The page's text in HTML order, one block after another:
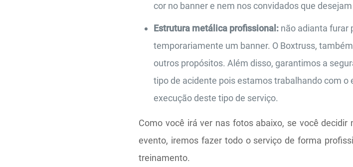
cor no banner e nem nos convidados que
Estrutura metálica profissional: não adianta furar
temporariamente um banner. O Boxtruss,
outros propósitos. Além disso, garantimos a
tipo de acidente pois estamos trabalhando com
execução deste tipo de serviço.
Como você irá ver nas fotos abaixo, se você
evento, iremos fazer todo o serviço de forma
treinamento.